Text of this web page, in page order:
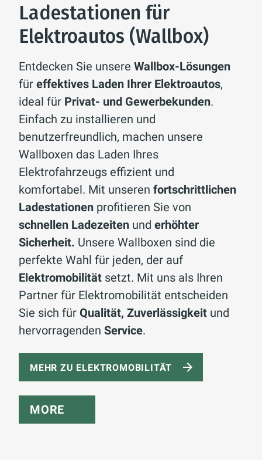
Ladestationen für
Elektroautos (Wallbox)
Entdecken Sie unsere Wallbox-Lösungen
für effektives Laden Ihrer Elektroautos,
ideal für Privat- und Gewerbekunden.
Einfach zu installieren und
benutzerfreundlich, machen unsere
Wallboxen das Laden Ihres
Elektrofahrzeugs effizient und
komfortabel. Mit unseren fortschrittlichen
Ladestationen profitieren Sie von
schnellen Ladezeiten und erhöhter
Sicherheit. Unsere Wallboxen sind die
perfekte Wahl für jeden, der auf
Elektromobilität setzt. Mit uns als Ihren
Partner für Elektromobilität entscheiden
Sie sich für Qualität, Zuverlässigkeit und
hervorragenden Service.
MEHR ZU ELEKTROMOBILITÄT
MORE